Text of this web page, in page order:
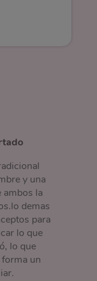
y una
ambos la
demas
para
lo que
lo que
un